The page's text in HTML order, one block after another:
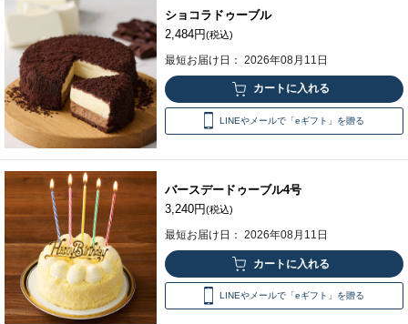
ショコラドゥーブル
2,484円(税込)
最短お届け日： 2026年08月11日
LINEやメールで「eギフト」を贈る
バースデードゥーブル4号
3,240円(税込)
最短お届け日： 2026年08月11日
LINEやメールで「eギフト」を贈る